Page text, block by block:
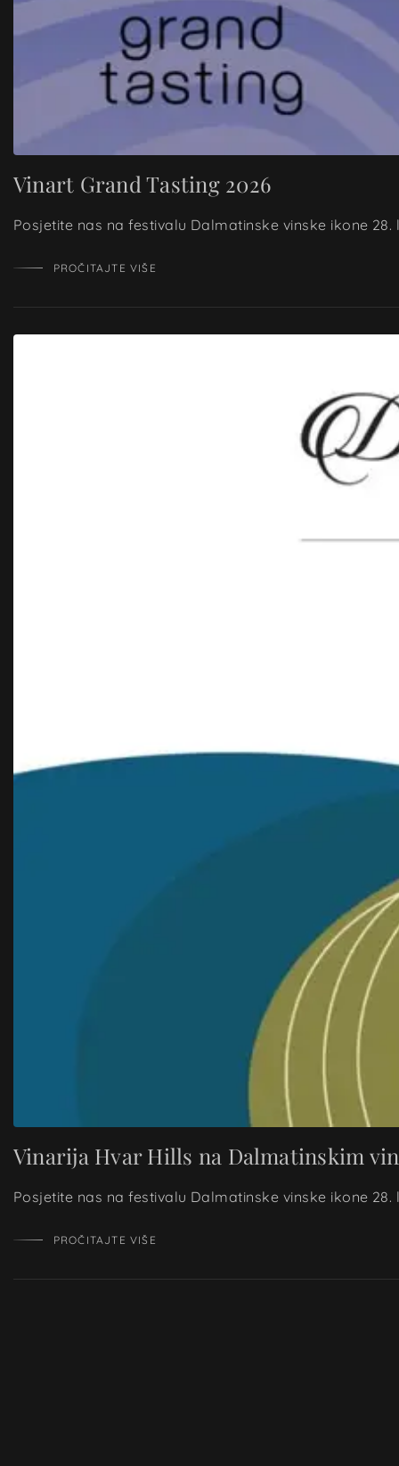
Vinart Grand Tasting 2026
Posjetite nas na festivalu Dalmatinske vinske ikone
PROČITAJTE VIŠE
Vinarija Hvar Hills na Dalmatinskim
Posjetite nas na festivalu Dalmatinske vinske ikone
PROČITAJTE VIŠE